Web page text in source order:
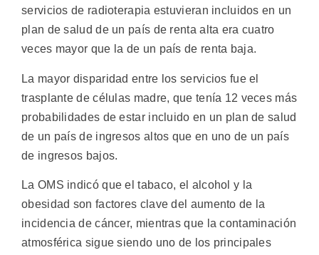
servicios de radioterapia estuvieran incluidos en un
plan de salud de un país de renta alta era cuatro
veces mayor que la de un país de renta baja.
La mayor disparidad entre los servicios fue el
trasplante de células madre, que tenía 12 veces más
probabilidades de estar incluido en un plan de salud
de un país de ingresos altos que en uno de un país
de ingresos bajos.
La OMS indicó que el tabaco, el alcohol y la
obesidad son factores clave del aumento de la
incidencia de cáncer, mientras que la contaminación
atmosférica sigue siendo uno de los principales